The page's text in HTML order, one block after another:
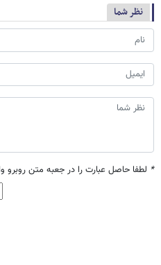
نظر شما
* لطفا حاصل عبارت را در جعبه متن روبرو